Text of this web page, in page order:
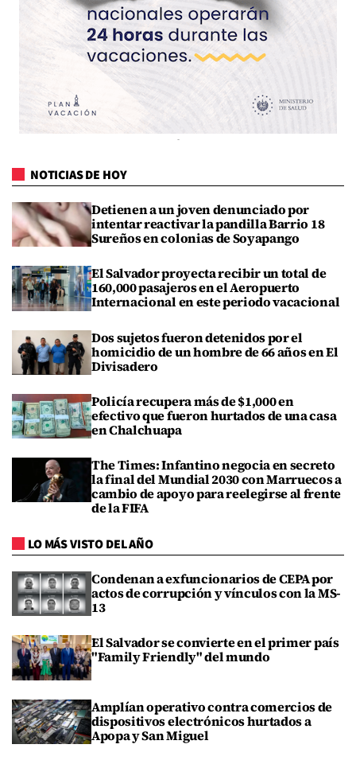
NOTICIAS DE HOY
Detienen a un joven denunciado por
intentar reactivar la pandilla Barrio 18
Sureños en colonias de Soyapango
El Salvador proyecta recibir un total de
160,000 pasajeros en el Aeropuerto
Internacional en este periodo vacacional
Dos sujetos fueron detenidos por el
homicidio de un hombre de 66 años en El
Divisadero
Policía recupera más de $1,000 en
efectivo que fueron hurtados de una casa
en Chalchuapa
The Times: Infantino negocia en secreto
la final del Mundial 2030 con Marruecos a
cambio de apoyo para reelegirse al frente
de la FIFA
LO MÁS VISTO DEL AÑO
Condenan a exfuncionarios de CEPA por
actos de corrupción y vínculos con la MS-
13
El Salvador se convierte en el primer país
"Family Friendly" del mundo
Amplían operativo contra comercios de
dispositivos electrónicos hurtados a
Apopa y San Miguel